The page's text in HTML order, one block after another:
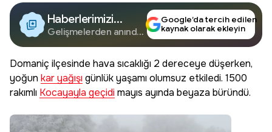
Haberlerimizi
Google'da Takip
Edin
Gelişmelerden anında
Google’da tercih edilen
kaynak olarak ekleyin
Domaniç ilçesinde hava sıcaklığı 2 dereceye düşerken,
yoğun kar yağışıgünlük yaşamı olumsuz etkiledi. 1500
rakımlı Kocayayla geçidimayıs ayında beyaza büründü.